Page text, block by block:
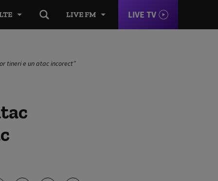
LIVE FM LIVE TV
tineri e un atac incorect”